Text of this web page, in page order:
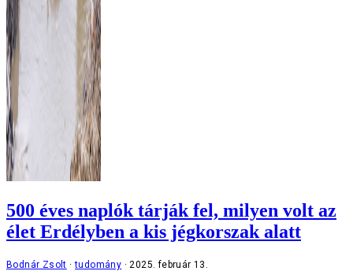
500 éves naplók tárják fel, milyen volt az
élet Erdélyben a kis jégkorszak alatt
Bodnár Zsolt tudomány 2025. február 13.